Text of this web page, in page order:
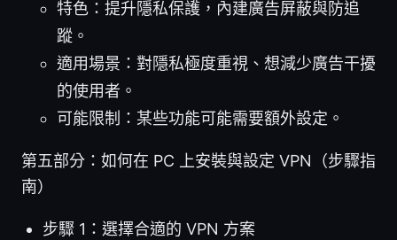
特色：提升隱私保護，內建廣告屏蔽與防追
蹤。
適用場景：對隱私極度重視、想減少廣告干擾
的使用者。
可能限制：某些功能可能需要額外設定。
第五部分：如何在 PC 上安裝與設定 VPN（步驟指
南）
步驟 1：選擇合適的 VPN 方案